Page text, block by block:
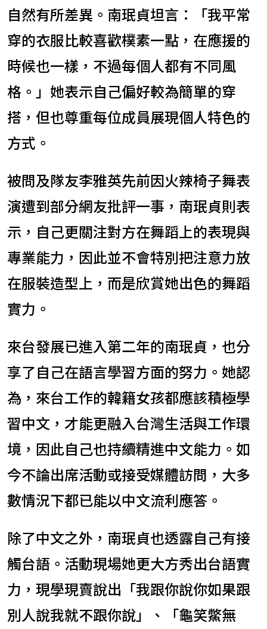
自然有所差異。南珉貞坦言：「我平常
穿的衣服比較喜歡樸素一點，在應援的
時候也一樣，不過每個人都有不同風
格。」她表示自己偏好較為簡單的穿
搭，但也尊重每位成員展現個人特色的
方式。
被問及隊友李雅英先前因火辣椅子舞表
演遭到部分網友批評一事，南珉貞則表
示，自己更關注對方在舞蹈上的表現與
專業能力，因此並不會特別把注意力放
在服裝造型上，而是欣賞她出色的舞蹈
實力。
來台發展已進入第二年的南珉貞，也分
享了自己在語言學習方面的努力。她認
為，來台工作的韓籍女孩都應該積極學
習中文，才能更融入台灣生活與工作環
境，因此自己也持續精進中文能力。如
今不論出席活動或接受媒體訪問，大多
數情況下都已能以中文流利應答。
除了中文之外，南珉貞也透露自己有接
觸台語。活動現場她更大方秀出台語實
力，現學現賣說出「我跟你說你如果跟
別人說我就不跟你說」、「龜笑鱉無